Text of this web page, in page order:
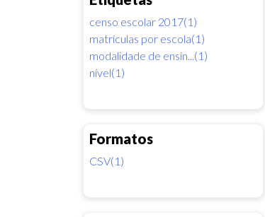
censo escolar 2017(1)
matrículas por escola(1)
modalidade de ensin...(1)
nível(1)
Formatos
CSV(1)